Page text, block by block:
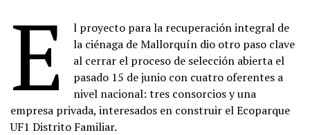
E
l proyecto para la recuperación integral de
la ciénaga de Mallorquín dio otro paso clave
al cerrar el proceso de selección abierta el
pasado 15 de junio con cuatro oferentes a
nivel nacional: tres consorcios y una
empresa privada, interesados en construir el Ecoparque
UF1 Distrito Familiar.